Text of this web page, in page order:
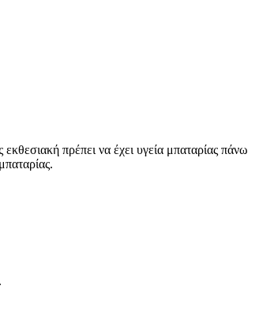
πρέπει να έχει υγεία μπαταρίας πάνω